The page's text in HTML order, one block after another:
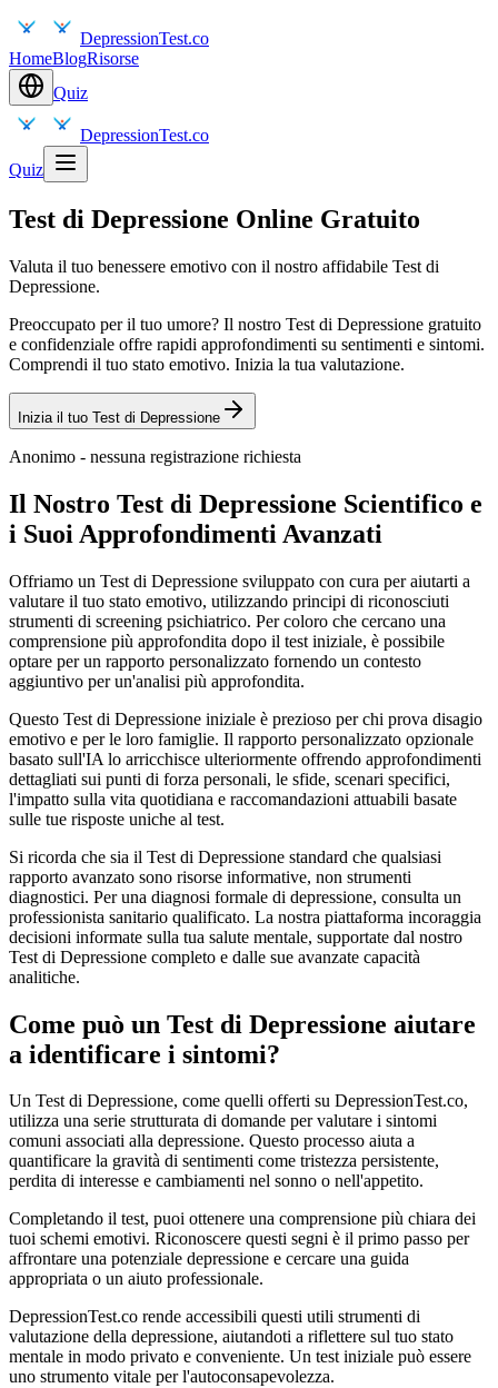
DepressionTest.co
HomeBlogRisorse
Quiz
DepressionTest.co
Quiz
Test di Depressione Online Gratuito
Valuta il tuo benessere emotivo con il nostro affidabile Test di
Depressione.
Preoccupato per il tuo umore? Il nostro Test di Depressione gratuito
e confidenziale offre rapidi approfondimenti su sentimenti e sintomi.
Comprendi il tuo stato emotivo. Inizia la tua valutazione.
Inizia il tuo Test di Depressione
Anonimo - nessuna registrazione richiesta
Il Nostro Test di Depressione Scientifico e
i Suoi Approfondimenti Avanzati
Offriamo un Test di Depressione sviluppato con cura per aiutarti a
valutare il tuo stato emotivo, utilizzando principi di riconosciuti
strumenti di screening psichiatrico. Per coloro che cercano una
comprensione più approfondita dopo il test iniziale, è possibile
optare per un rapporto personalizzato fornendo un contesto
aggiuntivo per un'analisi più approfondita.
Questo Test di Depressione iniziale è prezioso per chi prova disagio
emotivo e per le loro famiglie. Il rapporto personalizzato opzionale
basato sull'IA lo arricchisce ulteriormente offrendo approfondimenti
dettagliati sui punti di forza personali, le sfide, scenari specifici,
l'impatto sulla vita quotidiana e raccomandazioni attuabili basate
sulle tue risposte uniche al test.
Si ricorda che sia il Test di Depressione standard che qualsiasi
rapporto avanzato sono risorse informative, non strumenti
diagnostici. Per una diagnosi formale di depressione, consulta un
professionista sanitario qualificato. La nostra piattaforma incoraggia
decisioni informate sulla tua salute mentale, supportate dal nostro
Test di Depressione completo e dalle sue avanzate capacità
analitiche.
Come può un Test di Depressione aiutare
a identificare i sintomi?
Un Test di Depressione, come quelli offerti su DepressionTest.co,
utilizza una serie strutturata di domande per valutare i sintomi
comuni associati alla depressione. Questo processo aiuta a
quantificare la gravità di sentimenti come tristezza persistente,
perdita di interesse e cambiamenti nel sonno o nell'appetito.
Completando il test, puoi ottenere una comprensione più chiara dei
tuoi schemi emotivi. Riconoscere questi segni è il primo passo per
affrontare una potenziale depressione e cercare una guida
appropriata o un aiuto professionale.
DepressionTest.co rende accessibili questi utili strumenti di
valutazione della depressione, aiutandoti a riflettere sul tuo stato
mentale in modo privato e conveniente. Un test iniziale può essere
uno strumento vitale per l'autoconsapevolezza.